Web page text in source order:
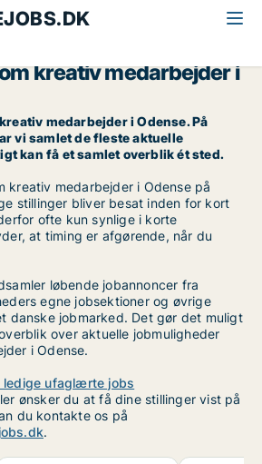
kreativ medarbejder i
medarbejder i Odense. På
vi samlet de fleste aktuelle
kan få et samlet overblik ét sted.
kreativ medarbejder i Odense på
stillinger bliver besat inden for kort
ofte kun synlige i korte
at timing er afgørende, når du
løbende jobannoncer fra
egne jobsektioner og øvrige
danske jobmarked. Det gør det muligt
over aktuelle jobmuligheder
i Odense.
ledige ufaglærte jobs
ønsker du at få dine stillinger vist på
du kontakte os på
.